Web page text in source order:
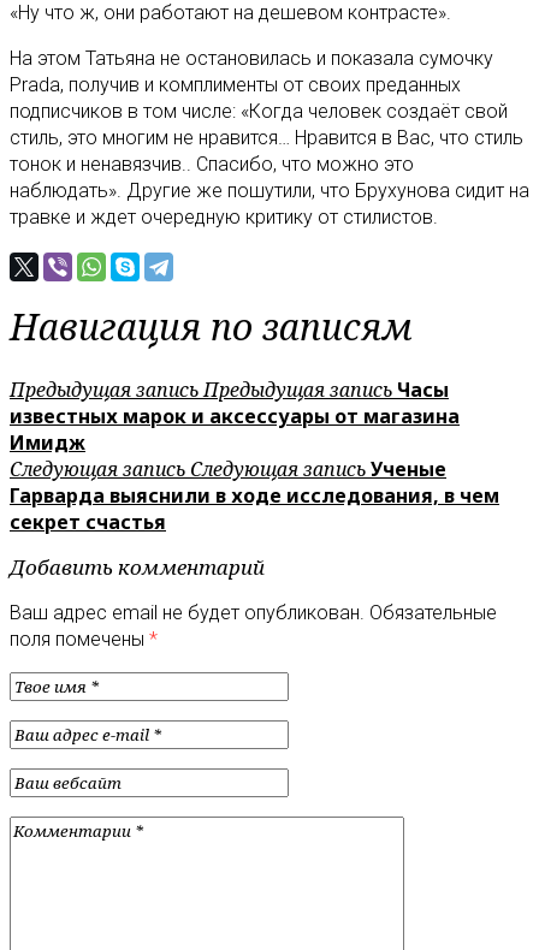
«Ну что ж, они работают на дешевом контрасте».
На этом Татьяна не остановилась и показала сумочку
Prada, получив и комплименты от своих преданных
подписчиков в том числе: «Когда человек создаёт свой
стиль, это многим не нравится… Нравится в Вас, что стиль
тонок и ненавязчив.. Спасибо, что можно это
наблюдать». Другие же пошутили, что Брухунова сидит на
травке и ждет очередную критику от стилистов.
Навигация по записям
Предыдущая записьПредыдущая запись Часы
известных марок и аксессуары от магазина
Имидж
Следующая запись Следующая записьУченые
Гарварда выяснили в ходе исследования, в чем
секрет счастья
Добавить комментарий
Ваш адрес email не будет опубликован. Обязательные
поля помечены *